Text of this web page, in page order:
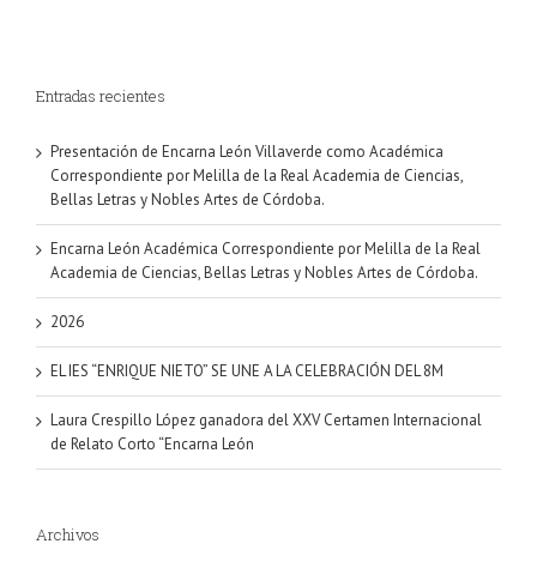
Entradas recientes
Presentación de Encarna León Villaverde como Académica
Correspondiente por Melilla de la Real Academia de Ciencias,
Bellas Letras y Nobles Artes de Córdoba.
Encarna León Académica Correspondiente por Melilla de la Real
Academia de Ciencias, Bellas Letras y Nobles Artes de Córdoba.
2026
EL IES “ENRIQUE NIETO” SE UNE A LA CELEBRACIÓN DEL 8M
Laura Crespillo López ganadora del XXV Certamen Internacional
de Relato Corto “Encarna León
Archivos